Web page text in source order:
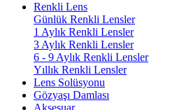
Renkli Lens
Günlük Renkli Lensler
1 Aylık Renkli Lensler
3 Aylık Renkli Lensler
6 - 9 Aylık Renkli Lensler
Yıllık Renkli Lensler
Lens Solüsyonu
Gözyaşı Damlası
Aksesuar